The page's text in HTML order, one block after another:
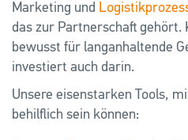
Marketing und
das zur Partnerschaft gehört.
bewusst für langanhaltende
investiert auch darin.
Unsere eisenstarken Tools,
behilflich sein können: